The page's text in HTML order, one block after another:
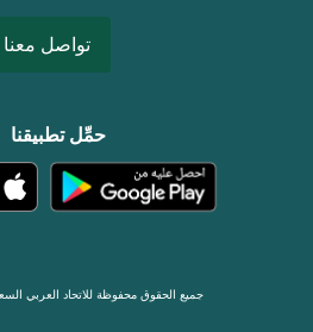
تواصل معنا
حمِّل تطبيقنا
جميع الحقوق محفوظة للاتحاد العربي